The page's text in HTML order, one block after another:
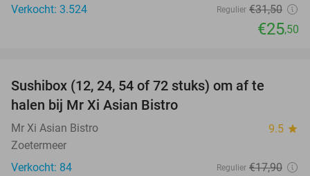
Verkocht: 3.524
Regulier €31,50
€25,50
Sushibox (12, 24, 54 of 72 stuks) om af te
halen bij Mr Xi Asian Bistro
Mr Xi Asian Bistro 9.5 star
Zoetermeer
Verkocht: 84
Regulier €17,90